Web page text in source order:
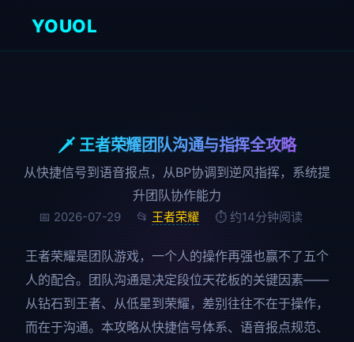
YOUOL
🗡️ 王者荣耀团队沟通与指挥全攻略
从快捷信号到语音报点，从BP协调到逆风指挥，系统提
升团队协作能力
📅 2026-07-29 📂 王者荣耀 ⏱ 约14分钟阅读
王者荣耀是团队游戏，一个人的操作再强也赢不了五个
人的配合。团队沟通是决定段位天花板的关键因素——
从钻石到王者、从低星到荣耀，差别往往不在于操作，
而在于沟通。本攻略从快捷信号体系、语音报点规范、